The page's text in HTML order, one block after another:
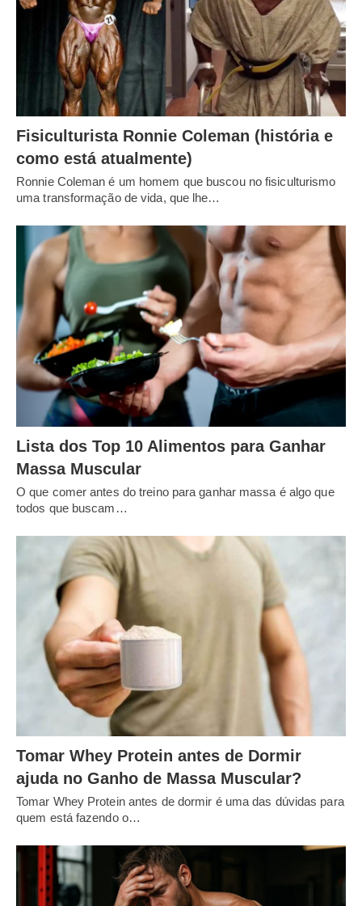
Fisiculturista Ronnie Coleman (história e
como está atualmente)
Ronnie Coleman é um homem que buscou no fisiculturismo
uma transformação de vida, que lhe…
Lista dos Top 10 Alimentos para Ganhar
Massa Muscular
O que comer antes do treino para ganhar massa é algo que
todos que buscam…
Tomar Whey Protein antes de Dormir
ajuda no Ganho de Massa Muscular?
Tomar Whey Protein antes de dormir é uma das dúvidas para
quem está fazendo o…